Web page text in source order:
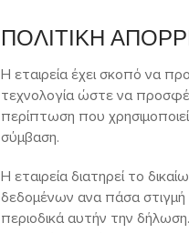
ΠΟΛΙΤΙΚΗ
Η εταιρεία έχει σκοπό να
τεχνολογία ώστε να
περίπτωση που
σύμβαση.
Η εταιρεία διατηρεί το
δεδομένων ανα πάσα στιγμή
περιοδικά αυτήν την δήλωση.